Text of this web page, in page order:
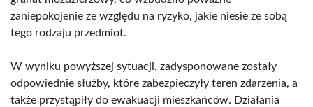
zaniepokojenie ze względu na ryzyko, jakie niesie ze sobą
tego rodzaju przedmiot.
W wyniku powyższej sytuacji, zadysponowane zostały
odpowiednie służby, które zabezpieczyły teren zdarzenia, a
także przystąpiły do ewakuacji mieszkańców. Działania